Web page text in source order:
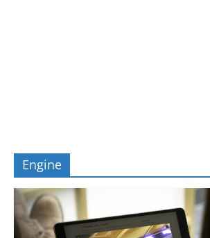
Engine